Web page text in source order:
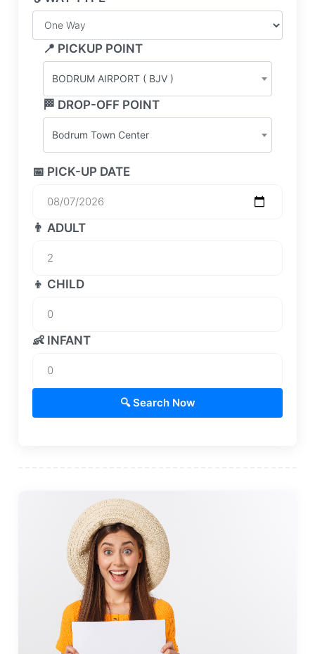
📍 PICKUP POINT
BODRUM AIRPORT ( BJV )
🏁 DROP-OFF POINT
Bodrum Town Center
📅 PICK-UP DATE
👨 ADULT
👦 CHILD
👶 INFANT
🔍 Search Now